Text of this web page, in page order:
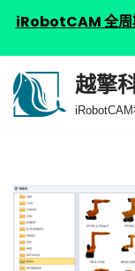
跳
越擎
iRobotCAM 全周